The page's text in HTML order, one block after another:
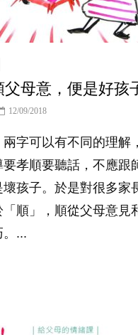
父母意，便是好孩
12/09/2018
兩字可以有不同的理解
要孝順要聽話，不應跟
孩子。於是對很多家
「順」，順從父母意見
。...